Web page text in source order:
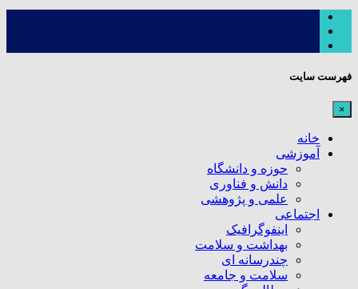
فهرست سایت
×
خانه
آموزشی
حوزه و دانشگاه
دانش و فناوری
علمی و پژوهشی
اجتماعی
اینفوگرافیک
بهداشت و سلامت
چندرسانه ای
سلامت و جامعه